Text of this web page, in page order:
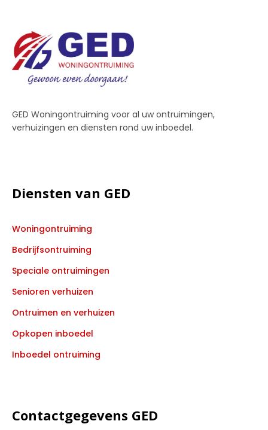
GED Woningontruiming voor al uw ontruimingen,
verhuizingen en diensten rond uw inboedel.
Diensten van GED
Woningontruiming
Bedrijfsontruiming
Speciale ontruimingen
Senioren verhuizen
Ontruimen en verhuizen
Opkopen inboedel
Inboedel ontruiming
Contactgegevens GED